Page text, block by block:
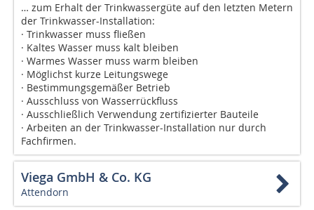
… zum Erhalt der Trinkwassergüte auf den letzten Metern
der Trinkwasser-Installation:
· Trinkwasser muss fließen
· Kaltes Wasser muss kalt bleiben
· Warmes Wasser muss warm bleiben
· Möglichst kurze Leitungswege
· Bestimmungsgemäßer Betrieb
· Ausschluss von Wasserrückfluss
· Ausschließlich Verwendung zertifizierter Bauteile
· Arbeiten an der Trinkwasser-Installation nur durch
Fachfirmen.
Viega GmbH & Co. KG
Attendorn